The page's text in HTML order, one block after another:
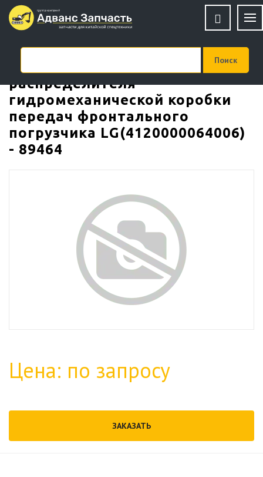
Штуцер манометра
распределителя
гидромеханической коробки
передач фронтального
погрузчика LG(4120000064006)
- 89464
Цена: по запросу
ЗАКАЗАТЬ